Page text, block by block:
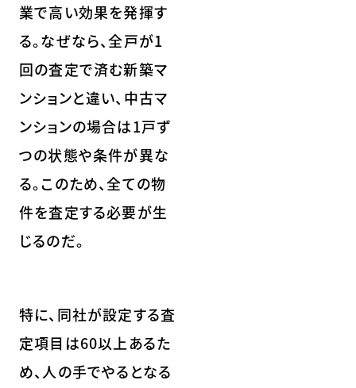
業で高い効果を発揮す
る。なぜなら、全戸が1
回の査定で済む新築マ
ンションと違い、中古マ
ンションの場合は1戸ず
つの状態や条件が異な
る。このため、全ての物
件を査定する必要が生
じるのだ。
特に、同社が設定する査
定項目は60以上あるた
め、人の手でやるとなる